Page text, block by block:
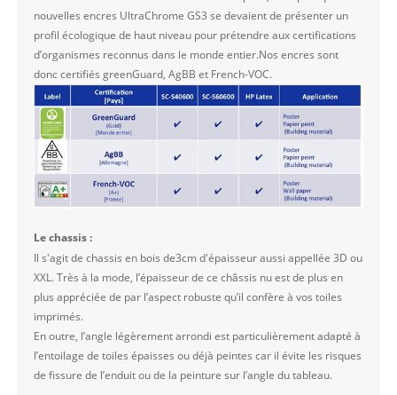
nouvelles encres UltraChrome GS3 se devaient de présenter un
profil écologique de haut niveau pour prétendre aux certifications
d’organismes reconnus dans le monde entier.Nos encres sont
donc certifiés greenGuard, AgBB et French-VOC.
Le chassis :
Il s'agit de chassis en bois de3cm d'épaisseur aussi appellée 3D ou
XXL. Très à la mode, l’épaisseur de ce châssis nu est de plus en
plus appréciée de par l’aspect robuste qu’il confère à vos toiles
imprimés.
En outre, l’angle légèrement arrondi est particulièrement adapté à
l’entoilage de toiles épaisses ou déjà peintes car il évite les risques
de fissure de l’enduit ou de la peinture sur l’angle du tableau.